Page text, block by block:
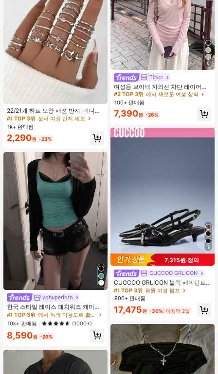
22/21개 하트 모양 패션 반지, 미니멀
리스트 크리스탈 임베디드 보헤미안
기하학 반지 세트, 발렌타인데이, 어머
니날 선물
#1 TOP 3위
실버 여성 반지 세트
거의 매진!
#1 TOP 3위 실버 여성 반지 세트
거의 매진!
#1 TOP 3위 실버 여성 반지 세트
거의 매진!
#1 TOP 3위
실버 여성 반지 세트
1k+ 판매됨
2,290원 -23%
yohuperloth
한국 스타일 레이스 패치워크 캐미솔
탱크 탑, Y2K 에스테틱, 스트리트웨어
캐주얼 여름
#1 TOP 3위
에서 녹색 다용도로 활용 가능한 데일리 탑
10k+ 판매됨
(1000+)
8,590원 -26%
6
Tinkc
여성용 브이넥 자외선 차단 레이어링
다용도 긴팔 티셔츠 탑, 봄/여름 핑크
#3 TOP 3위 에서 새로운 여성 상의
높은 재방문 고객
#3 TOP 3위 에서 새로운 여성 상의
높은 재방문 고객
#3 TOP 3위 에서 새로운 여성 상의
높은 재방문 고객
#3 TOP 3위
높은 재방문 고객
100+ 판매됨
7,390원 -26%
19
7,315원 절약
CUCCOO GRLICON
CUCCOO GRLICON 블랙 페이턴트
가죽 뾰족한 토 메탈 크리스크로스 스
트랩 더블 버클 장식 키튼 힐 뮬 슈즈,
쿨 걸즈를 위한 오토바이 스타일, 봄/
여름, 휴가, 여행, 2000년대 스타일에
적합
#1 TOP 3위 평원 여성 펌프
900+ 판매됨
17,475원 -30% 마지막 2일